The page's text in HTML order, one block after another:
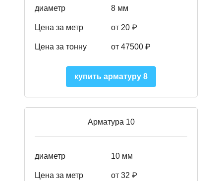
диаметр 8 мм
Цена за метр от 20 ₽
Цена за тонну от 47500 ₽
купить арматуру 8
Арматура 10
диаметр 10 мм
Цена за метр от 32 ₽